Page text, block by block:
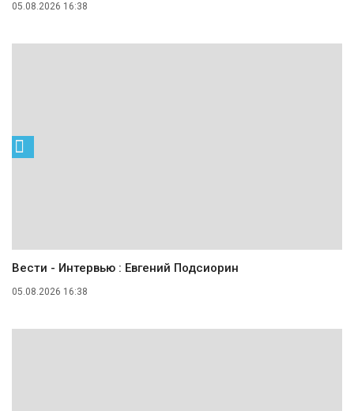
05.08.2026 16:38
Вести - Интервью : Евгений Подсиорин
05.08.2026 16:38